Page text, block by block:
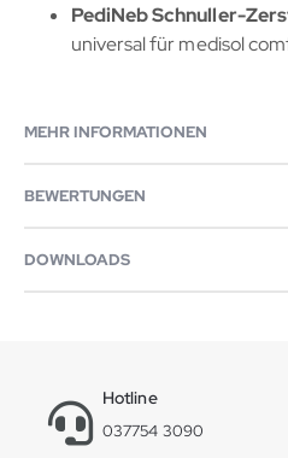
PediNeb Schnuller-
universal für medisol
MEHR INFORMATIONEN
BEWERTUNGEN
DOWNLOADS
Hotline
037754 3090